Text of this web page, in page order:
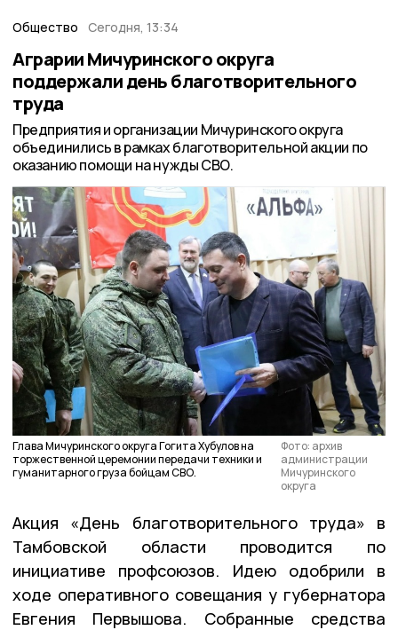
Общество Сегодня, 13:34
Аграрии Мичуринского округа
поддержали день благотворительного
труда
Предприятия и организации Мичуринского округа
объединились в рамках благотворительной акции по
оказанию помощи на нужды СВО.
Глава Мичуринского округа Гогита Хубулов на
торжественной церемонии передачи техники и
гуманитарного груза бойцам СВО.
Фото: архив
администрации
Мичуринского
округа
Акция «День благотворительного труда» в
Тамбовской области проводится по
инициативе профсоюзов. Идею одобрили в
ходе оперативного совещания у губернатора
Евгения Первышова. Собранные средства